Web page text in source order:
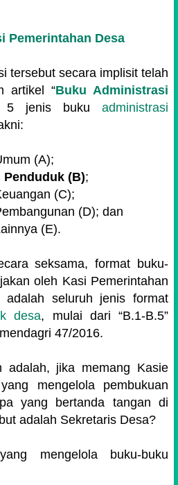
Pemerintahan Desa
tersebut secara implisit telah
artikel “Buku Administrasi
5 jenis buku administrasi
(A);
(B);
(C);
(D); dan
(E).
seksama, format buku-
oleh Kasi Pemerintahan
adalah seluruh jenis format
desa, mulai dari “B.1-B.5”
47/2016.
adalah, jika memang Kasie
mengelola pembukuan
yang bertanda tangan di
adalah Sekretaris Desa?
mengelola buku-buku